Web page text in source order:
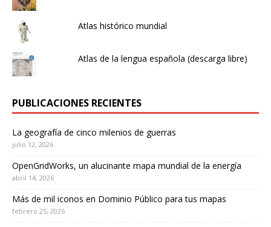
Atlas histórico mundial
Atlas de la lengua española (descarga libre)
PUBLICACIONES RECIENTES
La geografía de cinco milenios de guerras
julio 12, 2026
OpenGridWorks, un alucinante mapa mundial de la energía
abril 14, 2026
Más de mil iconos en Dominio Público para tus mapas
febrero 25, 2026